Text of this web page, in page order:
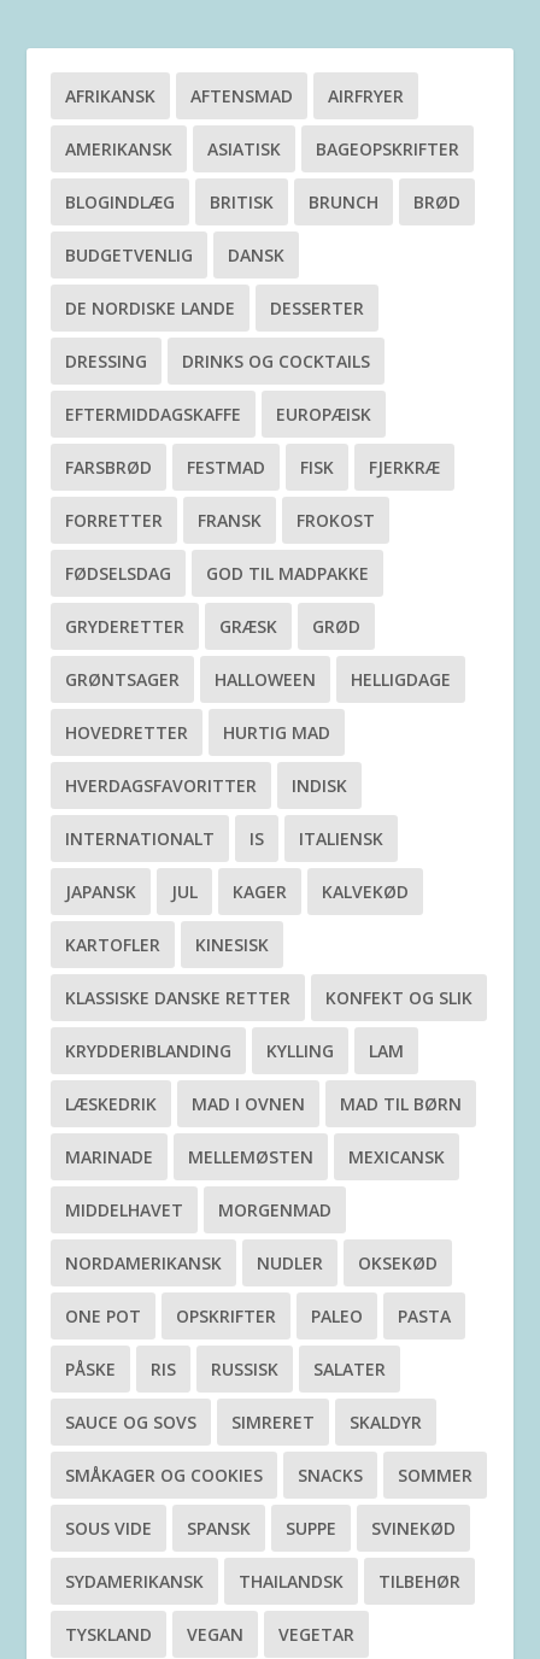
AFRIKANSK AFTENSMAD AIRFRYER
AMERIKANSK ASIATISK BAGEOPSKRIFTER
BLOGINDLÆG BRITISK BRUNCH BRØD
BUDGETVENLIG DANSK
DE NORDISKE LANDE DESSERTER
DRESSING DRINKS OG COCKTAILS
EFTERMIDDAGSKAFFE EUROPÆISK
FARSBRØD FESTMAD FISK FJERKRÆ
FORRETTER FRANSK FROKOST
FØDSELSDAG GOD TIL MADPAKKE
GRYDERETTER GRÆSK GRØD
GRØNTSAGER HALLOWEEN HELLIGDAGE
HOVEDRETTER HURTIG MAD
HVERDAGSFAVORITTER INDISK
INTERNATIONALT IS ITALIENSK
JAPANSK JUL KAGER KALVEKØD
KARTOFLER KINESISK
KLASSISKE DANSKE RETTER KONFEKT OG SLIK
KRYDDERIBLANDING KYLLING LAM
LÆSKEDRIK MAD I OVNEN MAD TIL BØRN
MARINADE MELLEMØSTEN MEXICANSK
MIDDELHAVET MORGENMAD
NORDAMERIKANSK NUDLER OKSEKØD
ONE POT OPSKRIFTER PALEO PASTA
PÅSKE RIS RUSSISK SALATER
SAUCE OG SOVS SIMRERET SKALDYR
SMÅKAGER OG COOKIES SNACKS SOMMER
SOUS VIDE SPANSK SUPPE SVINEKØD
SYDAMERIKANSK THAILANDSK TILBEHØR
TYSKLAND VEGAN VEGETAR